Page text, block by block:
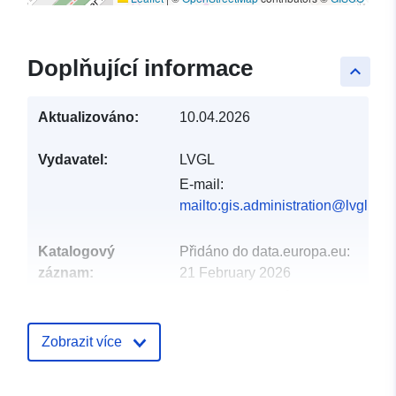
keyboard_arrow_up
Doplňující informace
Aktualizováno: 10.04.2026
Vydavatel:
LVGL
E-mail:
Katalogový
záznam:
Přidáno do data.europa.eu:
21 February 2026
Místní:
Zobrazit více